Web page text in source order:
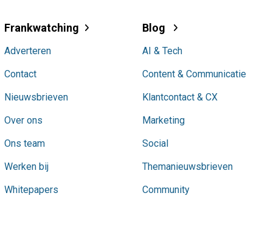
Frankwatching
Adverteren
Contact
Nieuwsbrieven
Over ons
Ons team
Werken bij
Whitepapers
Blog
AI & Tech
Content & Communicatie
Klantcontact & CX
Marketing
Social
Themanieuwsbrieven
Community